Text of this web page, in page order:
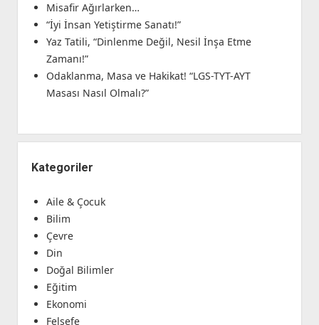
Misafir Ağırlarken…
“İyi İnsan Yetiştirme Sanatı!”
Yaz Tatili, “Dinlenme Değil, Nesil İnşa Etme
Zamanı!”
Odaklanma, Masa ve Hakikat! “LGS-TYT-AYT
Masası Nasıl Olmalı?”
Kategoriler
Aile & Çocuk
Bilim
Çevre
Din
Doğal Bilimler
Eğitim
Ekonomi
Felsefe